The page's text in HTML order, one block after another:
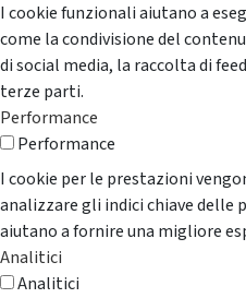
I cookie funzionali aiutano a
come la condivisione del
di social media, la raccolta di
terze parti.
Performance
Performance
I cookie per le prestazioni
analizzare gli indici chiave delle
aiutano a fornire una migliore
Analitici
Analitici